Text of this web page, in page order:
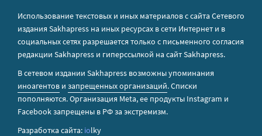
Использование текстовых и иных материалов с сайта Сетевого
издания Sakhapress на иных ресурсах в сети Интернет и в
социальных сетях разрешается только с письменного согласия
редакции Sakhapress и гиперссылкой на сайт Sakhapress.
В сетевом издании Sakhapress возможны упоминания
иноагентов и запрещенных организаций. Списки
пополняются. Организация Metа, ее продукты Instagram и
Facebook запрещены в РФ за экстремизм.
Разработка сайта: iolky